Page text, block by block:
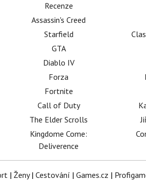
Recenze
Assassin's Creed
Starfield
GTA
Diablo IV
Forza
Fortnite
Call of Duty
The Elder Scrolls
Kingdome Come:
Deliverence
| Ženy| Cestování | Games.cz |